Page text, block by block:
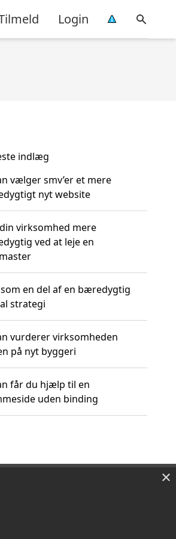
Login
indlæg
vælger smv’er et mere
nyt website
virksomhed mere
ved at leje en
som en del af en bæredygtig
strategi
vurderer virksomheden
på nyt byggeri
får du hjælp til en
uden binding
×